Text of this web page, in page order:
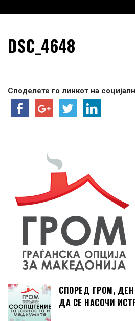
to
Граѓанска Опција
Македонија
DSC_4648
Споделете го линкот на
СПОРЕД ГРОМ,
ДА СЕ НАСОЧИ